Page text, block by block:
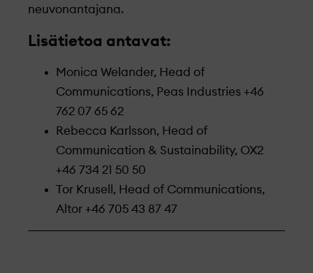
neuvonantajana.
Lisätietoa antavat:
Monica Welander, Head of
Communications, Peas Industries +46
762 07 65 62
Rebecca Karlsson, Head of
Communication & Sustainability, OX2
+46 734 21 50 50
Tor Krusell, Head of Communications,
Altor +46 705 43 87 47